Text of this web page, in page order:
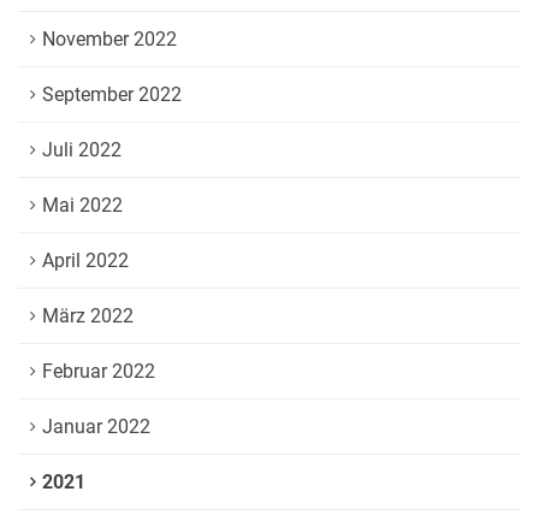
November 2022
September 2022
Juli 2022
Mai 2022
April 2022
März 2022
Februar 2022
Januar 2022
2021